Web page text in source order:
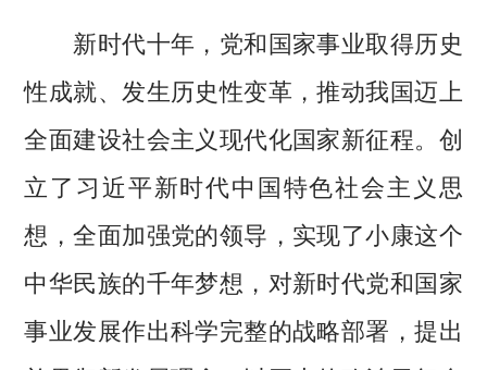
新时代十年，党和国家事业取得历史
性成就、发生历史性变革，推动我国迈上
全面建设社会主义现代化国家新征程。创
立了习近平新时代中国特色社会主义思
想，全面加强党的领导，实现了小康这个
中华民族的千年梦想，对新时代党和国家
事业发展作出科学完整的战略部署，提出